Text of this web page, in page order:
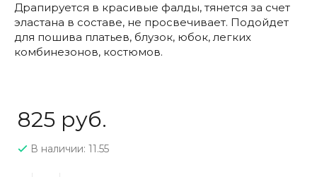
Драпируется в красивые фалды, тянется за счет
эластана в составе, не просвечивает. Подойдет
для пошива платьев, блузок, юбок, легких
комбинезонов, костюмов.
825 руб.
В наличии: 11.55